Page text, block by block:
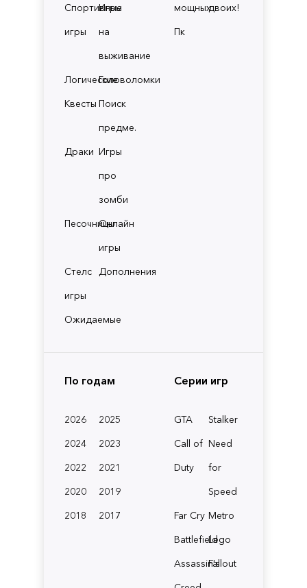
Спортивные
игры
Игры
на
выживание
ЛогическиеГоловоломки
Квесты Поиск
предме.
Драки Игры
про
зомби
ПесочницыОнлайн
игры
Стелс
игры
Дополнения
Ожидаемые
мощных
Пк
двоих!
По годам
2026
2025
2024
2023
2022
2021
2020
2019
2018
2017
Серии игр
GTA
Stalker
Call of
Duty
Need
for
Speed
Far Cry Metro
BattlefieldLego
Assassin'sFallout